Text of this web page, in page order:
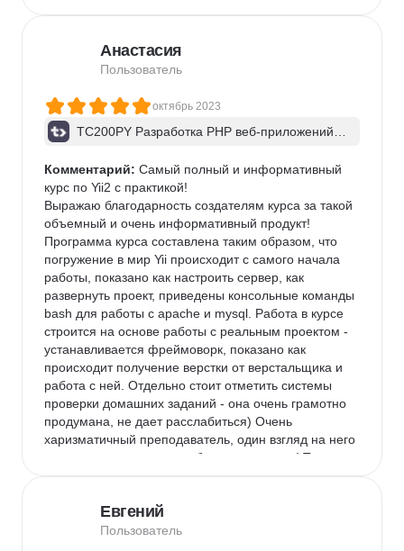
Анастасия
Пользователь
октябрь 2023
TC200PY Разработка PHP веб-приложений н
Комментарий: Самый полный и информативный
курс по Yii2 с практикой!
Выражаю благодарность создателям курса за такой
объемный и очень информативный продукт!
Программа курса составлена таким образом, что
погружение в мир Yii происходит с самого начала
работы, показано как настроить сервер, как
развернуть проект, приведены консольные команды
bash для работы с apache и mysql. Работа в курсе
строится на основе работы с реальным проектом -
устанавливается фреймоворк, показано как
происходит получение верстки от верстальщика и
работа с ней. Отдельно стоит отметить системы
проверки домашних заданий - она очень грамотно
продумана, не дает расслабиться) Очень
харизматичный преподаватель, один взгляд на него
вселяет уверенность в собственных силах! Также
самые глупые)
Прекрасный курс, однозначно рекомендую к
Евгений
Пользователь